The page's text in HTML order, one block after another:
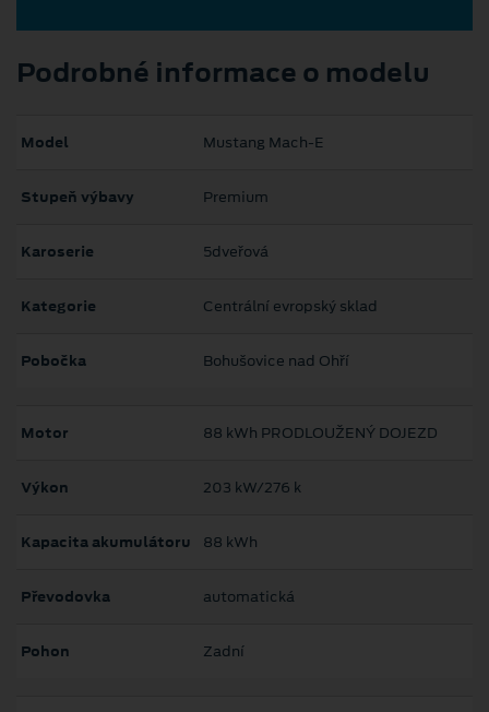
Podrobné informace o modelu
Model Mustang Mach‑E
Stupeň výbavy Premium
Karoserie 5dveřová
Kategorie Centrální evropský sklad
Pobočka Bohušovice nad Ohří
Motor 88 kWh PRODLOUŽENÝ DOJEZD
Výkon 203 kW/276 k
Kapacita akumulátoru 88 kWh
Převodovka automatická
Pohon Zadní